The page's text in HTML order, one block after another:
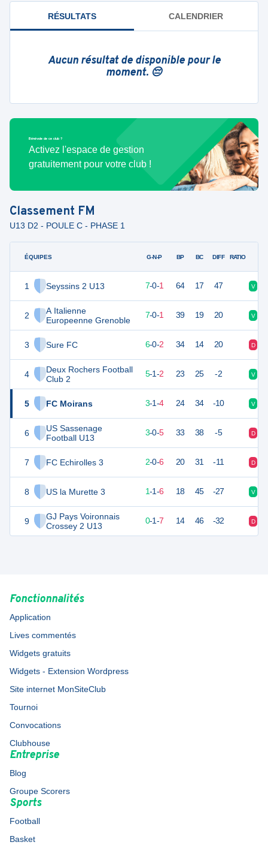
RÉSULTATS CALENDRIER
Aucun résultat de disponible pour le
moment. 😔
Bénévole de ce club ?
Activez l'espace de gestion
gratuitement pour votre club !
Classement FM
U13 D2 - POULE C - PHASE 1
ÉQUIPES
1 Seyssins 2 U13
2
A Italienne
Europeenne Grenoble
3 Sure FC
4
Deux Rochers Football
Club 2
5 FC Moirans
6
US Sassenage
Football U13
7 FC Echirolles 3
8 US la Murette 3
9
GJ Pays Voironnais
Crossey 2 U13
G-N-P BP BC DIFF RATIO
7-0-1 64 17 47 V
7-0-1 39 19 20 V
6-0-2 34 14 20 D
16 8 5-1-2 23 25 -2 V
3-1-4 24 34 -10 V
3-0-5 33 38 -5 D
2-0-6 20 31 -11 D
1-1-6 18 45 -27 V
1 0-1-7 14 46 -32 D
Fonctionnalités
Application
Lives commentés
Widgets gratuits
Widgets - Extension Wordpress
Site internet MonSiteClub
Tournoi
Convocations
Clubhouse
Entreprise
Blog
Groupe Scorers
Sports
Football
Basket